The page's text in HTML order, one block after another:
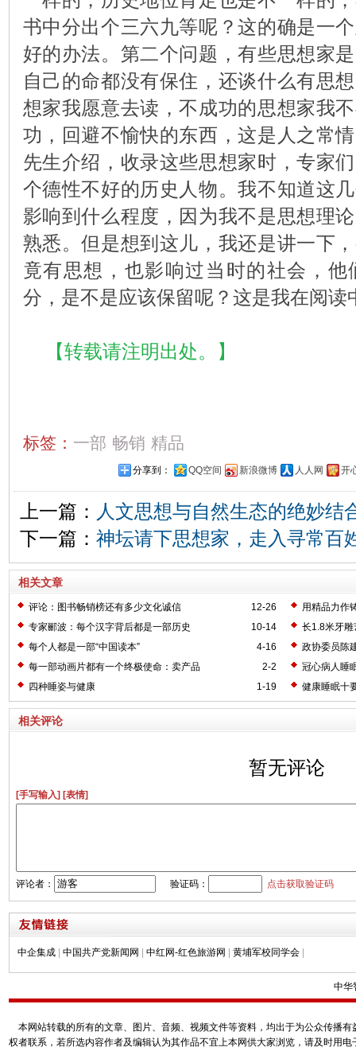
书中分出个三六九等呢？这的确是一
好的办法。第二个问题，有些思想家
自己的命都没有保住，还谈什么有思
想家我愿意去读，不成功的思想家我
功，回避不愉快的东西，这是人之常
先生介绍，收录这些思想家时，专家
个德性不好的历史人物。我不知道这
影响到什么程度，因为我不是思想理
熟悉。但是想到这儿，我还是讲一下
竟有思想，也影响过当时的社会，
分，是不是应该保留呢？这是我在阅读
【转载请注明出处。】
标签： 一部 畅销 精品
分享到： QQ空间 新浪微博 人人网 开
上一篇： 人文思想与自然生态的绝妙结
下一篇： 神坛请下思想家，走入寻常百
相关文章
12-26
评论：图书畅销榜还有多少文化诚信
用精品力作
10-14
专家郦波：每个汉字背后都是一部历史
长1.8米牙
4-16
每个人都是一部“中国读本”
政协委员陈
2-2
每一部动画片都有一个终极使命：卖产品
冠心病人睡
1-19
四种睡姿与健康 健康睡眠十
相关评论
暂无评论
[手写输入] [表情]
评论者： 验证码： 点击获取验证码
中企集成 中国共产党新闻网 中红网-红色旅游网 黄埔军校同学会
中华
本网站转载的所有的文章、图片、音频、视频文件等资料，均出于为公众传播
权者联系，若所选内容作者及编辑认为其作品不宜上本网供大家浏览，请及时用